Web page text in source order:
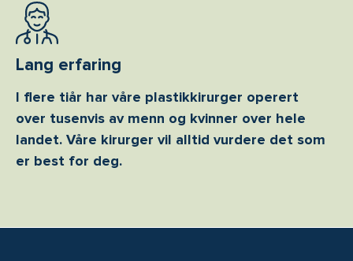
Lang erfaring
I flere tiår har våre plastikkirurger operert
over tusenvis av menn og kvinner over hele
landet. Våre kirurger vil alltid vurdere det som
er best for deg.